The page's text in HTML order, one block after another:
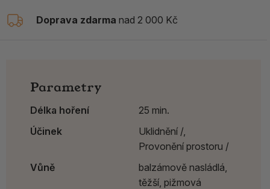
Doprava zdarma nad 2 000 Kč
Parametry
Délka hoření
25 min.
Účinek
Uklidnění /,
Provonění prostoru /
Vůně
balzámově nasládlá,
těžší, pižmová